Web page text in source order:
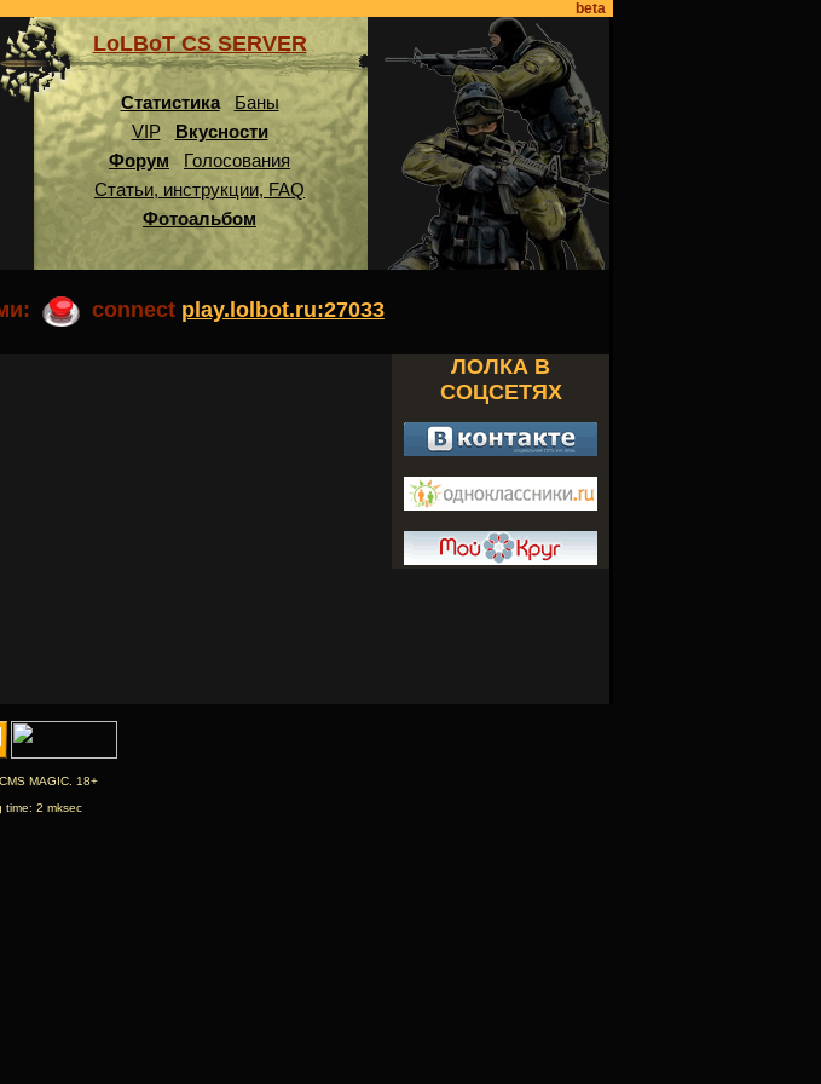
beta
LoLBoT CS SERVER
Статистика
Баны
VIP
Вкусности
Форум
Голосования
Статьи, инструкции, FAQ
Фотоальбом
connect play.lolbot.ru:27033
ЛОЛКА В
СОЦСЕТЯХ
MAGIC. 18+
time: 2 mksec